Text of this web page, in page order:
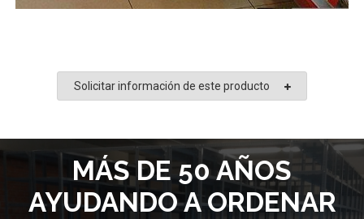
Solicitar información de este producto
MÁS DE 50 AÑOS
AYUDANDO A ORDENAR